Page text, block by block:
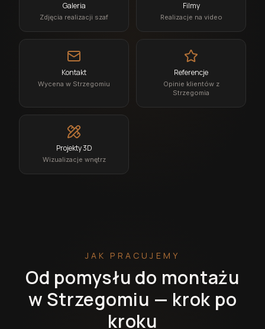
Galeria
Zdjęcia realizacji szaf
Filmy
Realizacje na video
Kontakt
Wycena w Strzegomiu
Referencje
Opinie klientów z
Strzegomia
Projekty 3D
Wizualizacje wnętrz
JAK PRACUJEMY
Od pomysłu do montażu
w Strzegomiu — krok po
kroku